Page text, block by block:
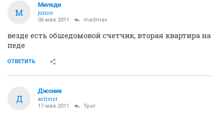
М
Миледи
junior
06 мая 2011 madmax
везде есть обшедомовой счетчик, вторая квартира на
педе
ОТВЕТИТЬ
Д
Джоник
activist
17 мая 2011 Трог